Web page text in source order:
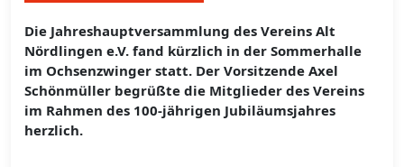
Die Jahreshauptversammlung des Vereins Alt
Nördlingen e.V. fand kürzlich in der Sommerhalle
im Ochsenzwinger statt. Der Vorsitzende Axel
Schönmüller begrüßte die Mitglieder des Vereins
im Rahmen des 100-jährigen Jubiläumsjahres
herzlich.